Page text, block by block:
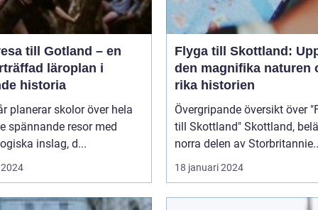
till Gotland – en
läroplan i
historia
planerar skolor över hela
spännande resor med
inslag, d...
Flyga till Skottland:
den magnifika naturen
rika historien
Övergripande översikt över
till Skottland" Skottland, beläget i
norra delen av
18 januari 2024